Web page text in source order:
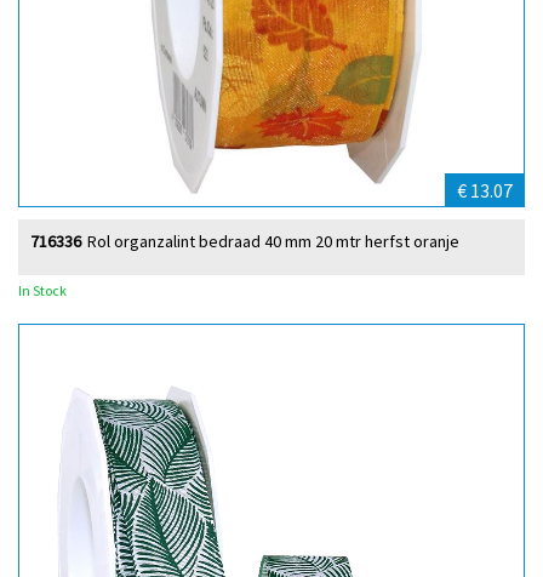
€ 13.07
Rol organzalint bedraad 40 mm 20 mtr herfst oranje
716336
In Stock